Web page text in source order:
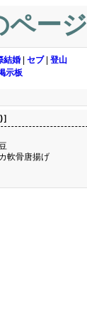
ページ
結婚 セブ| 登山
示板
］
軟骨唐揚げ